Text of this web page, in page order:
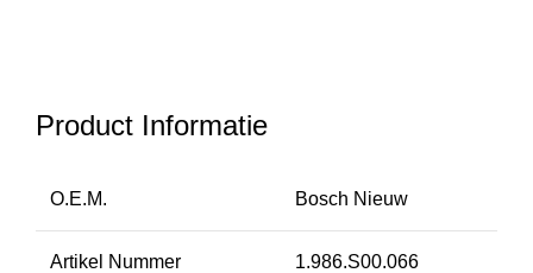
Product Informatie
O.E.M. Bosch Nieuw
Artikel Nummer 1.986.S00.066